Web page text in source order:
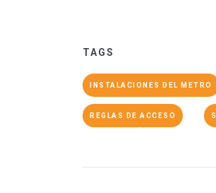
TAGS
INSTALACIONES DEL METRO
REGLAS DE ACCESO